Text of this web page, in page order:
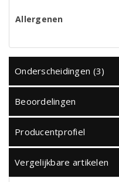
Allergenen
Onderscheidingen (3)
Beoordelingen
Producentprofiel
Vergelijkbare artikelen